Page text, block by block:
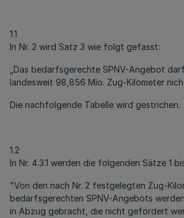
1.1
In Nr. 2 wird Satz 3 wie folgt gefasst:
„Das bedarfsgerechte SPNV-Angebot
landesweit 98,856 Mio. Zug-Kilometer
Die nachfolgende Tabelle wird gestrichen.
1.2
In Nr. 4.3.1 werden die folgenden Sätze 1
"Von den nach Nr. 2 festgelegten Zug-
bedarfsgerechten SPNV-Angebots
in Abzug gebracht, die nicht gefördert